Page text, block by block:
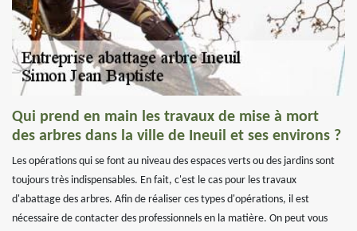
Qui prend en main les travaux de mise à mort
des arbres dans la ville de Ineuil et ses environs ?
Les opérations qui se font au niveau des espaces verts ou des jardins sont
toujours très indispensables. En fait, c'est le cas pour les travaux
d'abattage des arbres. Afin de réaliser ces types d'opérations, il est
nécessaire de contacter des professionnels en la matière. On peut vous